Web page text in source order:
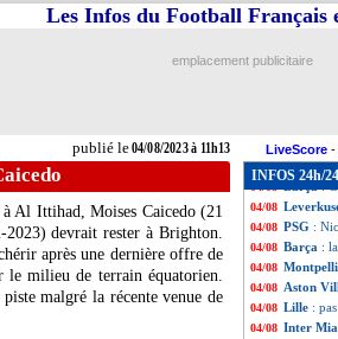
publié le04/08/2023 à 11h13
Les Infos du Football Français
emplacement publicitaire
LiveScore -
à Al Ittihad, Moises Caicedo(21
2023) devrait rester à Brighton.
après une dernière offre de
le milieu de terrain équatorien.
malgré la récente venue de
INFOS 24h/24
04/08 OM:
04/08 Barça:
04/08 Reims
04/08 Inter:
04/08
:
04/08
04/08 PSG :
04/08 Barça :
04/08
04/08 Aston
04/08 Lille :
04/08 Inter